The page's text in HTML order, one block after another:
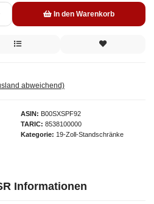
ASIN
B00SXSPF92
TARIC
8538100000
Kategorie
19-Zoll-Standschränke
In den Warenkorb
abweichend)
Informationen